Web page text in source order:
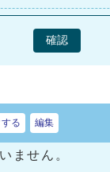
確認
る 編集
ません。